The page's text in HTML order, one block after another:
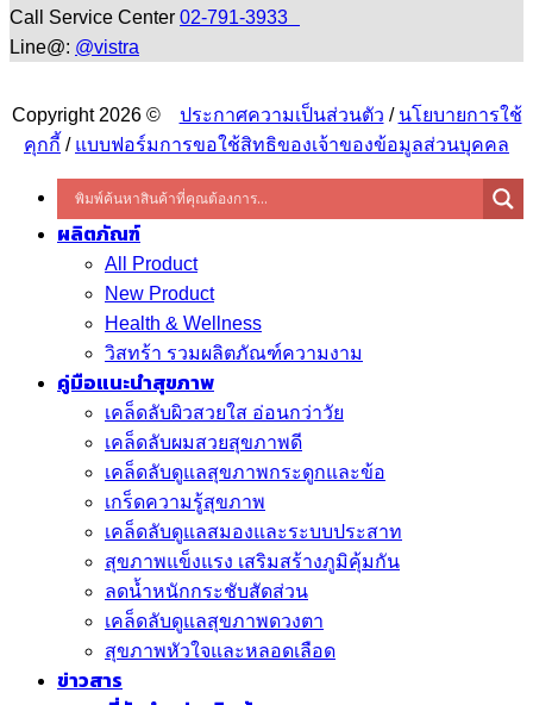
Call Service Center 02-791-3933
Line@: @vistra
Copyright 2026 © ประกาศความเป็นส่วนตัว / นโยบายการใช้
คุกกี้ / แบบฟอร์มการขอใช้สิทธิของเจ้าของข้อมูลส่วนบุคคล
ผลิตภัณฑ์
All Product
New Product
Health & Wellness
วิสทร้า รวมผลิตภัณฑ์ความงาม
คู่มือแนะนำสุขภาพ
เคล็ดลับผิวสวยใส อ่อนกว่าวัย
เคล็ดลับผมสวยสุขภาพดี
เคล็ดลับดูแลสุขภาพกระดูกและข้อ
เกร็ดความรู้สุขภาพ
เคล็ดลับดูแลสมองและระบบประสาท
สุขภาพแข็งแรง เสริมสร้างภูมิคุ้มกัน
ลดน้ำหนักกระชับสัดส่วน
เคล็ดลับดูแลสุขภาพดวงตา
สุขภาพหัวใจและหลอดเลือด
ข่าวสาร